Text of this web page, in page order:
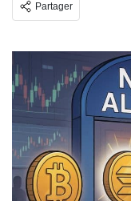
Partager